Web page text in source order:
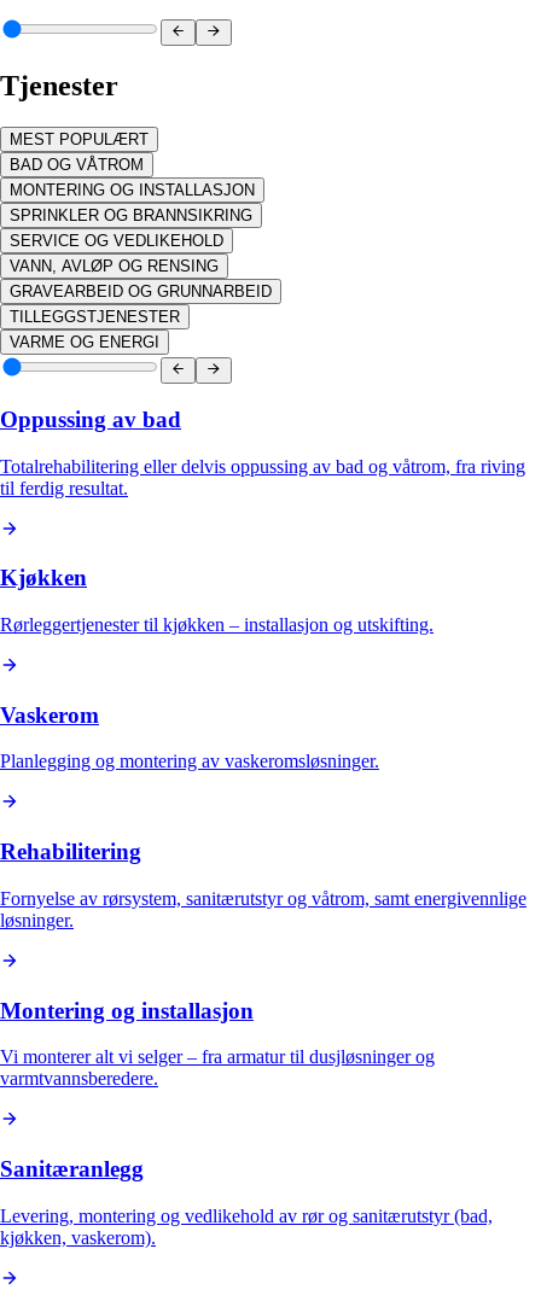
Tjenester
MEST POPULÆRT
BAD OG VÅTROM
MONTERING OG INSTALLASJON
SPRINKLER OG BRANNSIKRING
SERVICE OG VEDLIKEHOLD
VANN, AVLØP OG RENSING
GRAVEARBEID OG GRUNNARBEID
TILLEGGSTJENESTER
VARME OG ENERGI
Oppussing av bad
Totalrehabilitering eller delvis oppussing av bad og våtrom, fra riving
til ferdig resultat.
Kjøkken
Rørleggertjenester til kjøkken – installasjon og utskifting.
Vaskerom
Planlegging og montering av vaskeromsløsninger.
Rehabilitering
Fornyelse av rørsystem, sanitærutstyr og våtrom, samt energivennlige
løsninger.
Montering og installasjon
Vi monterer alt vi selger – fra armatur til dusjløsninger og
varmtvannsberedere.
Sanitæranlegg
Levering, montering og vedlikehold av rør og sanitærutstyr (bad,
kjøkken, vaskerom).